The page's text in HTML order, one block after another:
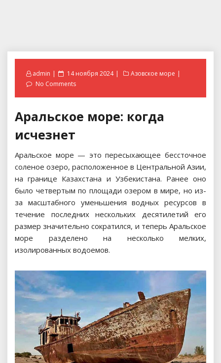
admin
Posted
on
14 ноября 2024
Азовское море
No Comments
Аральское море: когда
исчезнет
Аральское море — это пересыхающее бессточное
соленое озеро, расположенное в Центральной Азии,
на границе Казахстана и Узбекистана. Ранее оно
было четвертым по площади озером в мире, но из-
за масштабного уменьшения водных ресурсов в
течение последних нескольких десятилетий его
размер значительно сократился, и теперь Аральское
море разделено на несколько мелких,
изолированных водоемов.